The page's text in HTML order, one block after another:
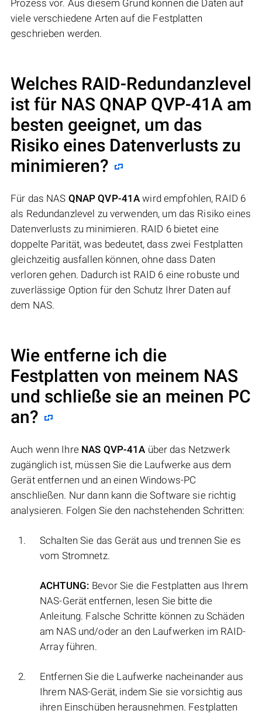
Prozess vor. Aus diesem Grund können die Daten auf
viele verschiedene Arten auf die Festplatten
geschrieben werden.
Welches RAID-Redundanzlevel
ist für NAS QNAP QVP-41A am
besten geeignet, um das
Risiko eines Datenverlusts zu
minimieren?
Für das NAS QNAP QVP-41A wird empfohlen, RAID 6
als Redundanzlevel zu verwenden, um das Risiko eines
Datenverlusts zu minimieren. RAID 6 bietet eine
doppelte Parität, was bedeutet, dass zwei Festplatten
gleichzeitig ausfallen können, ohne dass Daten
verloren gehen. Dadurch ist RAID 6 eine robuste und
zuverlässige Option für den Schutz Ihrer Daten auf
dem NAS.
Wie entferne ich die
Festplatten von meinem NAS
und schließe sie an meinen PC
an?
Auch wenn Ihre NAS QVP-41A über das Netzwerk
zugänglich ist, müssen Sie die Laufwerke aus dem
Gerät entfernen und an einen Windows-PC
anschließen. Nur dann kann die Software sie richtig
analysieren. Folgen Sie den nachstehenden Schritten:
Schalten Sie das Gerät aus und trennen Sie es
vom Stromnetz.
ACHTUNG: Bevor Sie die Festplatten aus Ihrem
NAS-Gerät entfernen, lesen Sie bitte die
Anleitung. Falsche Schritte können zu Schäden
am NAS und/oder an den Laufwerken im RAID-
Array führen.
Entfernen Sie die Laufwerke nacheinander aus
Ihrem NAS-Gerät, indem Sie sie vorsichtig aus
ihren Einschüben herausnehmen. Festplatten